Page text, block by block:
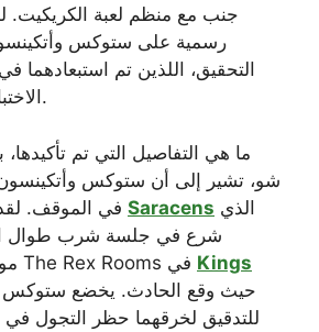
جنب مع منظم لعبة الكريكيت.
رسمية على ستوكس
التحقيق، اللذين تم استبعادهما
الاختبار الثاني (17 يونيو).
ما هي التفاصيل التي تم
شو، تشير إلى أن ستوكس وأتكينسون
Saracens
شرع في جلسة شرب طوال
Kings
للتدقيق لخرقهما حظر التجول